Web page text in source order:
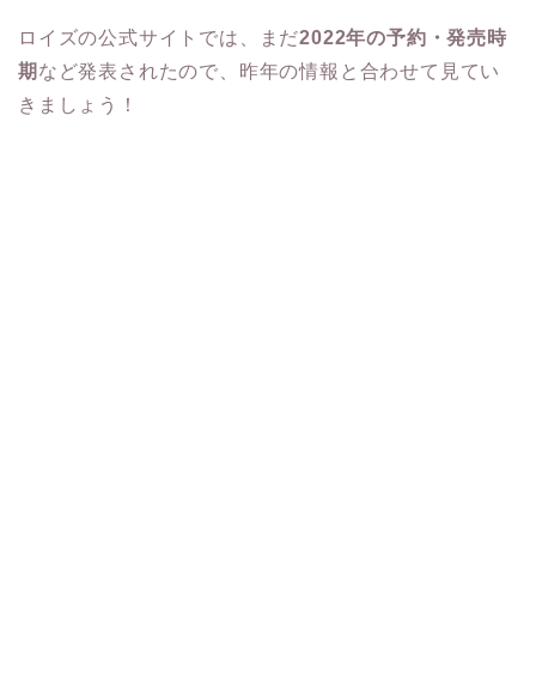
ロイズの公式サイトでは、まだ2022年の予約・発売時
期 など発表されたので、昨年の情報と合わせて 見てい
きましょう！